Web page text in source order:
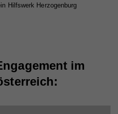
Hilfswerk Herzogenburg
im